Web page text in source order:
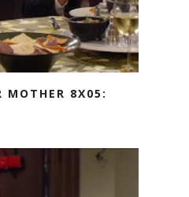
MOTHER 8X05: